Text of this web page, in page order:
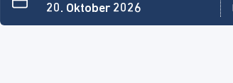
20. Oktober 2026